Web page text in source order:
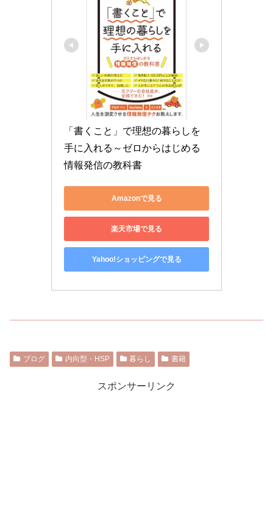
「書くこと」で理想の暮らしを
手に入れる～ゼロからはじめる
情報発信の教科書
Amazonで見る
楽天市場で見る
Yahoo!ショッピングで見る
ブログ 内向型・HSP 暮らし 書籍
スポンサーリンク